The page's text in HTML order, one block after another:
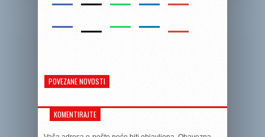
POVEZANE NOVOSTI
KOMENTIRAJTE